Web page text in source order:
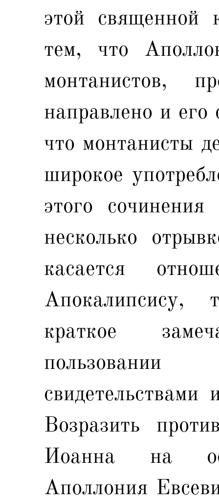
этой священной
тем, что
монтанистов,
направлено и его
что монтанисты
широкое
этого
несколько
касается
краткое
Возразить
Иоанна на
Аполлония